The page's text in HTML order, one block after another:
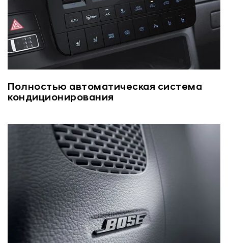
Полностью автоматическая система
кондиционирования